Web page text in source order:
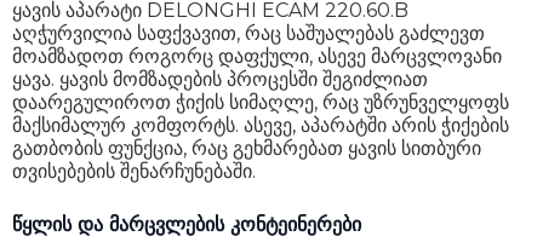
ყავის აპარატი DELONGHI ECAM 220.60.B
აღჭურვილია საფქვავით, რაც საშუალებას გაძლევთ
მოამზადოთ როგორც დაფქული, ასევე მარცვლოვანი
ყავა. ყავის მომზადების პროცესში შეგიძლიათ
დაარეგულიროთ ჭიქის სიმაღლე, რაც უზრუნველყოფს
მაქსიმალურ კომფორტს. ასევე, აპარატში არის ჭიქების
გათბობის ფუნქცია, რაც გეხმარებათ ყავის სითბური
თვისებების შენარჩუნებაში.
წყლის და მარცვლების კონტეინერები